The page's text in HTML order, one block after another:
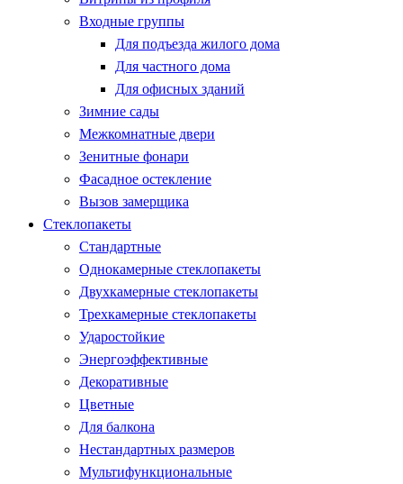
Входные группы
Для подъезда жилого дома
Для частного дома
Для офисных зданий
Зимние сады
Межкомнатные двери
Зенитные фонари
Фасадное остекление
Вызов замерщика
Стеклопакеты
Стандартные
Однокамерные стеклопакеты
Двухкамерные стеклопакеты
Трехкамерные стеклопакеты
Ударостойкие
Энергоэффективные
Декоративные
Цветные
Для балкона
Нестандартных размеров
Мультифункциональные